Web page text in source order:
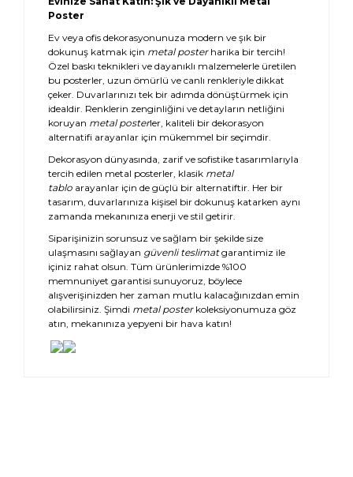
Poster
Ev veya ofis dekorasyonunuza modern ve şık bir
dokunuş katmak için metal posterharika bir tercih!
Özel baskı teknikleri ve dayanıklı malzemelerle üretilen
bu posterler, uzun ömürlü ve canlı renkleriyle dikkat
çeker. Duvarlarınızı tek bir adımda dönüştürmek için
idealdir. Renklerin zenginliğini ve detayların netliğini
koruyan metal posterler, kaliteli bir dekorasyon
alternatifi arayanlar için mükemmel bir seçimdir.
Dekorasyon dünyasında, zarif ve sofistike tasarımlarıyla
tercih edilen metal posterler, klasik metal
tablo arayanlar için de güçlü bir alternatiftir. Her bir
tasarım, duvarlarınıza kişisel bir dokunuş katarken aynı
zamanda mekanınıza enerji ve stil getirir.
Siparişinizin sorunsuz ve sağlam bir şekilde size
ulaşmasını sağlayan güvenli teslimatgarantimiz ile
içiniz rahat olsun. Tüm ürünlerimizde %100
memnuniyet garantisi sunuyoruz, böylece
alışverişinizden her zaman mutlu kalacağınızdan emin
olabilirsiniz. Şimdi metal posterkoleksiyonumuza göz
atın, mekanınıza yepyeni bir hava katın!